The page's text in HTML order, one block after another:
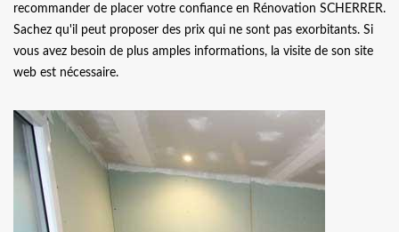
recommander de placer votre confiance en Rénovation SCHERRER.
Sachez qu'il peut proposer des prix qui ne sont pas exorbitants. Si
vous avez besoin de plus amples informations, la visite de son site
web est nécessaire.